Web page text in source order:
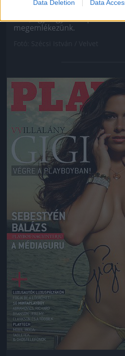
Data Deletion Data
Gigiről se hallott még soha
sem, úgyhogy most pár
megemlékezünk.
Jön még